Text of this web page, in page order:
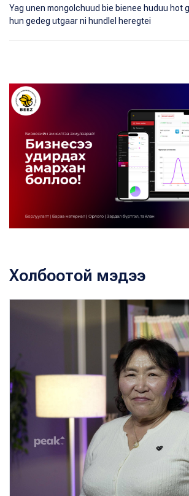
Yag unen mongolchuud bie bienee huduu hot
hun gedeg utgaar ni hundlel heregtei
Холбоотой мэдээ